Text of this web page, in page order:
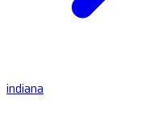
indiana